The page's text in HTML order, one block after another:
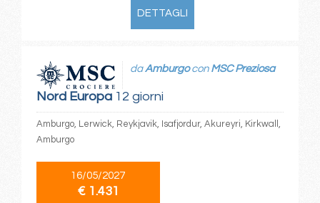
DETTAGLI
Nord Europa12 giorni
daAmburgocon MSC Preziosa
Amburgo, Lerwick, Reykjavik, Isafjordur, Akureyri, Kirkwall,
Amburgo
16/05/2027
€ 1.431